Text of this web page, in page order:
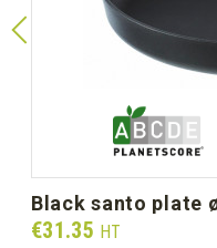
black santo plate
Prix
€31.35 HT